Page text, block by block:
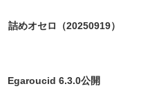
詰めオセロ（20250919）
Egaroucid 6.3.0公開